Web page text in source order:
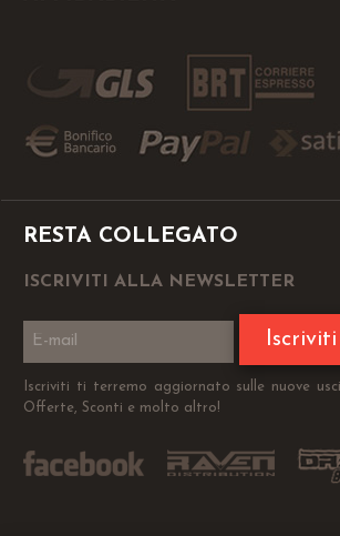
RESTA COLLEGATO
ISCRIVITI ALLA NEWSLETTER
Iscriviti
Iscriviti ti terremo aggiornato sulle nuove
Offerte, Sconti e molto altro!